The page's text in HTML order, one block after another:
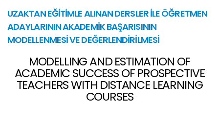
UZAKTAN EĞİTİMLE ALINAN DERSLER İLE ÖĞRETMEN
ADAYLARININ AKADEMİK BAŞARISININ
MODELLENMESİ VE DEĞERLENDİRİLMESİ
MODELLING AND ESTIMATION OF
ACADEMIC SUCCESS OF PROSPECTIVE
TEACHERS WITH DISTANCE LEARNING
COURSES